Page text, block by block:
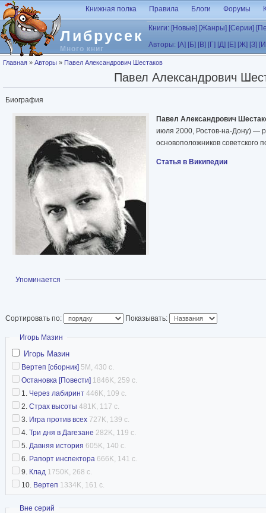
Перейти к основному содержанию
Либрусек
Много книг
Книжная полка Правила Блоги Форумы
Книги: [Новые] [Жанры] [Серии]
Авторы: [А] [Б] [В] [Г] [Д] [Е] [Ж] [З]
Вы здесь
Главная » Авторы » Павел Александрович Шестаков
Павел Александрович
Биография
Павел Александрович
июля 2000, Ростов-на-Дону) —
основоположников советского
Статья в Википедии
Показать
Упоминается
Сортировать по: Показывать:
Скрыть
Игорь Мазин
Игорь Мазин
Вертеп [сборник] 5M, 430 с.
Остановка [Повести] 1846K, 259 с.
1. Через лабиринт 446K, 109 с.
2. Страх высоты 481K, 117 с.
3. Игра против всех 727K, 139 с.
4. Три дня в Дагезане 282K, 119 с.
5. Давняя история 605K, 140 с.
6. Рапорт инспектора 666K, 141 с.
9. Клад 1750K, 268 с.
10. Вертеп 1334K, 161 с.
Скрыть
Вне серий